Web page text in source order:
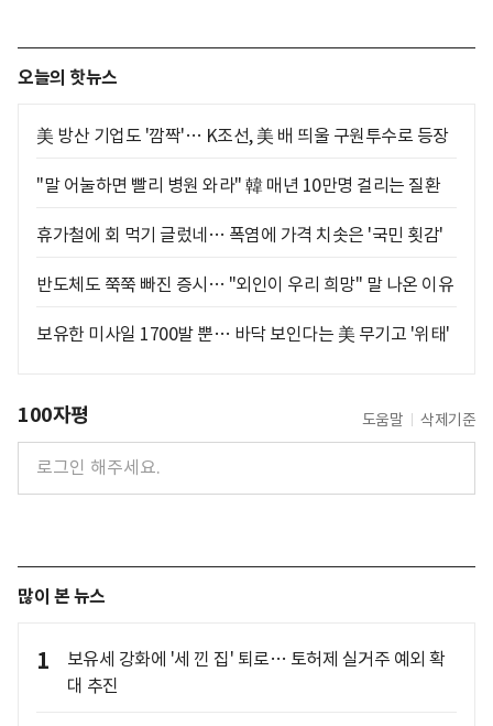
오늘의 핫뉴스
美 방산 기업도 '깜짝'… K조선, 美 배 띄울 구원투수로 등장
"말 어눌하면 빨리 병원 와라" 韓 매년 10만명 걸리는 질환
휴가철에 회 먹기 글렀네… 폭염에 가격 치솟은 '국민 횟감'
반도체도 쭉쭉 빠진 증시… "외인이 우리 희망" 말 나온 이유
보유한 미사일 1700발 뿐… 바닥 보인다는 美 무기고 '위태'
100자평 도움말 삭제기준
많이 본 뉴스
1
보유세 강화에 '세 낀 집' 퇴로… 토허제 실거주 예외 확
대 추진